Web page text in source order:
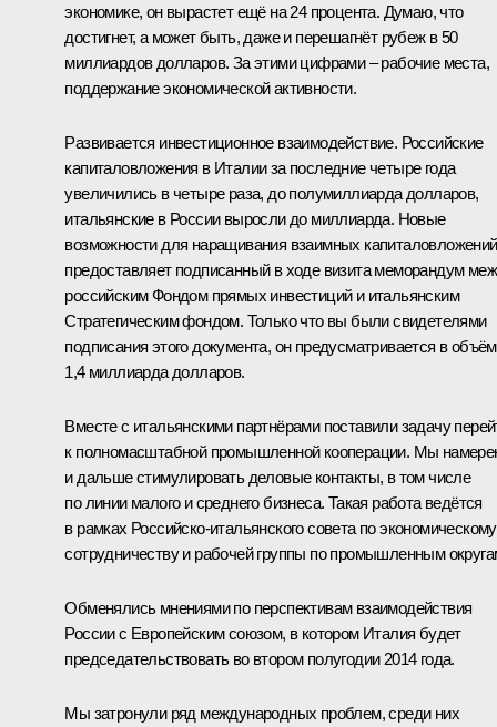
экономике, он вырастет ещё на 24 процента. Думаю, что
достигнет, а может быть, даже и перешагнёт рубеж в 50
миллиардов долларов. За этими цифрами – рабочие места,
поддержание экономической активности.
Развивается инвестиционное взаимодействие. Российские
капиталовложения в Италии за последние четыре года
увеличились в четыре раза, до полумиллиарда долларов,
итальянские в России выросли до миллиарда. Новые
возможности для наращивания взаимных капиталовложений
предоставляет подписанный в ходе визита меморандум
российским Фондом прямых инвестиций и итальянским
Стратегическим фондом. Только что вы были свидетелями
подписания этого документа, он предусматривается в
1,4 миллиарда долларов.
Вместе с итальянскими партнёрами поставили задачу
к полномасштабной промышленной кооперации. Мы
и дальше стимулировать деловые контакты, в том числе
по линии малого и среднего бизнеса. Такая работа ведётся
в рамках Российско-итальянского совета по экономическому
сотрудничеству и рабочей группы по промышленным
Обменялись мнениями по перспективам взаимодействия
России с Европейским союзом, в котором Италия будет
председательствовать во втором полугодии 2014 года.
Мы затронули ряд международных проблем, среди них